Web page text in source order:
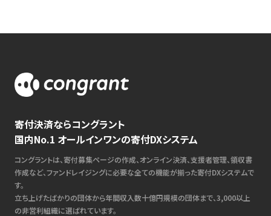
寄付決済ならコングラント
国内No.1 オールインワンの寄付DXシステム
コングラントは、寄付募集ページの作成、オンライン決済、支援者管理、領収書
作成など、ファンドレイジングに必要な全ての機能が揃った寄付DXシステムで
す。
立ち上げたばかりの団体から年間収入数十億円規模の団体まで、3,000以上
の非営利組織に選ばれています。